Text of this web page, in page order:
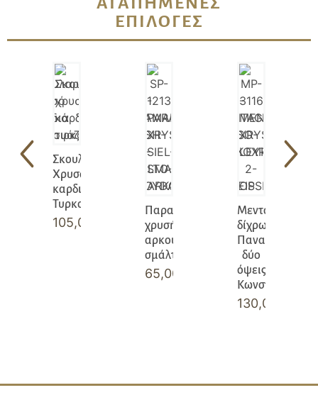
ΕΠΙΛΟΓΈΣ
Σκουλαρίκια
Χρυσά
καρδιές
Τυρκουάζ
105,00
Παραμάνα
χρυσή
αρκουδάκι
σμάλτο
65,00
Μενταγιόν
δίχρωμο
Παναγία
δύο
όψεις
Κωνσταντινάτο
130,00